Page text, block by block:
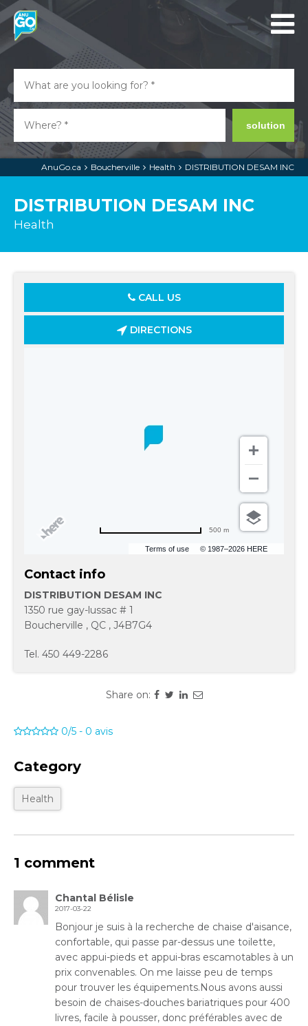
solution
AnuGo.ca Boucherville Health DISTRIBUTION DESAM INC
DISTRIBUTION DESAM INC
Health
CALL US
DIRECTIONS
Terms of use © 1987–2026 HERE
500 m
Contact info
DISTRIBUTION DESAM INC
1350 rue gay-lussac # 1
Boucherville , QC , J4B7G4
Tel. 450 449-2286
Share on:
0/5 - 0 avis
Category
Health
1 comment
Chantal Bélisle
2017-03-22
Bonjour je suis à la recherche de chaise d'aisance,
confortable, qui passe par-dessus une toilette,
avec appui-pieds et appui-bras escamotables à un
prix convenables. On me laisse peu de temps
pour trouver les équipements.Nous avons aussi
besoin de chaises-douches bariatriques pour 400
livres, facile à pousser, donc préférables avec de